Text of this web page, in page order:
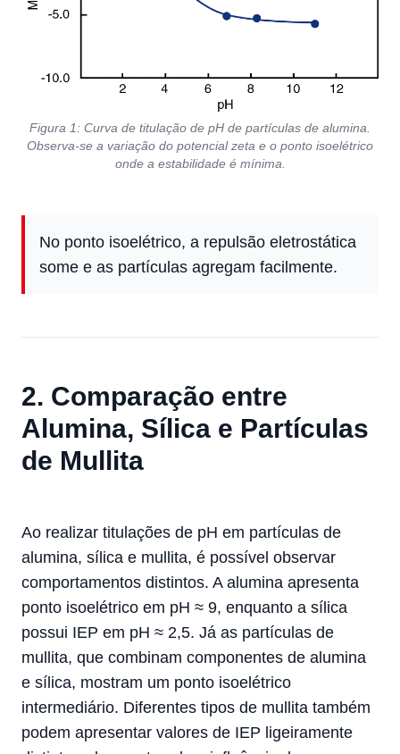
Figura 1: Curva de titulação de pH de partículas de alumina.
Observa-se a variação do potencial zeta e o ponto isoelétrico
onde a estabilidade é mínima.
No ponto isoelétrico, a repulsão eletrostática
some e as partículas agregam facilmente.
2. Comparação entre
Alumina, Sílica e Partículas
de Mullita
Ao realizar titulações de pH em partículas de
alumina, sílica e mullita, é possível observar
comportamentos distintos. A alumina apresenta
ponto isoelétrico em pH ≈ 9, enquanto a sílica
possui IEP em pH ≈ 2,5. Já as partículas de
mullita, que combinam componentes de alumina
e sílica, mostram um ponto isoelétrico
intermediário. Diferentes tipos de mullita também
podem apresentar valores de IEP ligeiramente